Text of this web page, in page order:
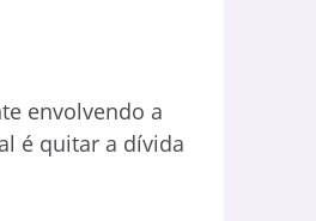
envolvendo a
é quitar a dívida